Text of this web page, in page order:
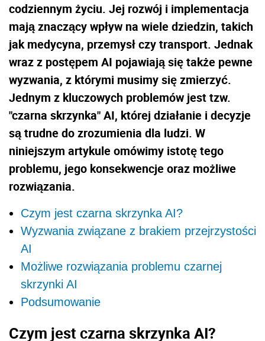
codziennym życiu. Jej rozwój i implementacja
mają znaczący wpływ na wiele dziedzin, takich
jak medycyna, przemysł czy transport. Jednak
wraz z postępem AI pojawiają się także pewne
wyzwania, z którymi musimy się zmierzyć.
Jednym z kluczowych problemów jest tzw.
"czarna skrzynka" AI, której działanie i decyzje
są trudne do zrozumienia dla ludzi. W
niniejszym artykule omówimy istotę tego
problemu, jego konsekwencje oraz możliwe
rozwiązania.
Czym jest czarna skrzynka AI?
Wyzwania związane z brakiem przejrzystości
AI
Możliwe rozwiązania problemu czarnej
skrzynki AI
Podsumowanie
Czym jest czarna skrzynka AI?